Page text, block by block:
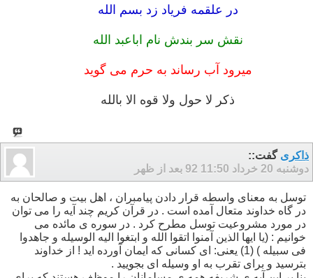
در علقمه فریاد زد بسم الله
نقش سر بندش نام اباعبد الله
میرود آب رساند به حرم می گوید
ذكر لا حول ولا قوه الا بالله
ذاکری گفت::
دوشنبه 20 خرداد 92
11:50 بعد از ظهر
توسل به معنای واسطه قرار دادن پیامبران ، اهل بیت و صالحان به
در گاه خداوند متعال آمده است . در قرآن کریم چند آیه را می توان
در مورد مشروعیت توسل مطرح کرد . در سوره ی مائده می
خوانیم : (یا ایها الذین آمنوا اتقوا الله و ابتغوا الیه الوسیله و جاهدوا
فی سبیله ) (1) یعنی: ای کسانی که ایمان آورده اید ! از خداوند
بترسید و برای تقرب به او وسیله ای بجویید .